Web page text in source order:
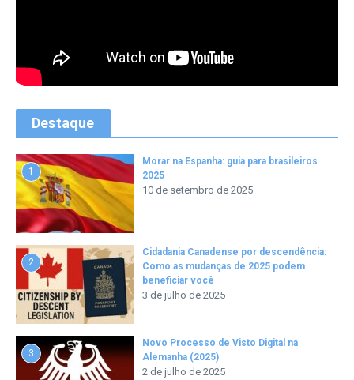
Destaque
1
Morar na Espanha: guia para brasileiros
2025
10 de setembro de 2025
2
Cidadania Canadense por descendência:
Como as mudanças de 2025 podem
beneficiar você
3 de julho de 2025
3
Novo Processo de Visto Digital na
Alemanha (2025)
2 de julho de 2025